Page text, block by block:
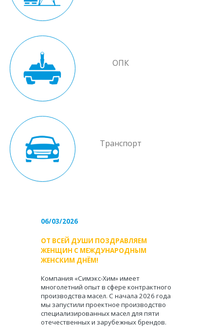
ОПК
Транспорт
06/03/2026
ОТ ВСЕЙ ДУШИ ПОЗДРАВЛЯЕМ
ЖЕНЩИН С МЕЖДУНАРОДНЫМ
ЖЕНСКИМ ДНЁМ!
Компания «Симэкс-Хим» имеет
многолетний опыт в сфере контрактного
производства масел. С начала 2026 года
мы запустили проектное производство
специализированных масел для пяти
отечественных и зарубежных брендов.